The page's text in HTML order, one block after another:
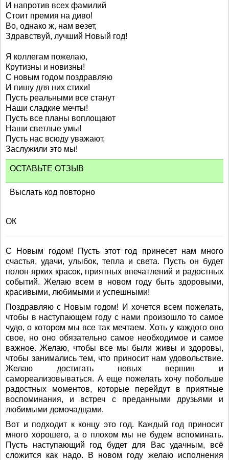
И напротив всех фамилий
Стоит премия на диво!
Во, однако ж, нам везет,
Здравствуй, лучший Новый год!
Я коллегам пожелаю,
Крутизны и новизны!
С новым годом поздравляю
И пишу для них стихи!
Пусть реальными все станут
Наши сладкие мечты!
Пусть все планы воплощают
Наши светлые умы!
Пусть нас всюду уважают,
Заслужили это мы!
ОСТАВЬТЕ ОТЗЫВ
Выслать код повторно
ОК
С Новым годом! Пусть этот год принесет нам много
счастья, удачи, улыбок, тепла и света. Пусть он будет
полон ярких красок, приятных впечатлений и радостных
событий. Желаю всем в новом году быть здоровыми,
красивыми, любимыми и успешными!
Поздравляю с Новым годом! И хочется всем пожелать,
чтобы в наступающем году с нами произошло то самое
чудо, о котором мы все так мечтаем. Хоть у каждого оно
свое, но оно обязательно самое необходимое и самое
важное. Желаю, чтобы все мы были живы и здоровы,
чтобы занимались тем, что приносит нам удовольствие.
Желаю достигать новых вершин и
самореализовываться. А еще пожелать хочу побольше
радостных моментов, которые перейдут в приятные
воспоминания, и встреч с преданными друзьями и
любимыми домочадцами.
Вот и подходит к концу это год. Каждый год приносит
много хорошего, а о плохом мы не будем вспоминать.
Пусть наступающий год будет для Вас удачным, всё
сложится как надо. В новом году желаю исполнения